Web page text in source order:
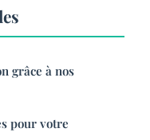
grâce à nos
pour votre